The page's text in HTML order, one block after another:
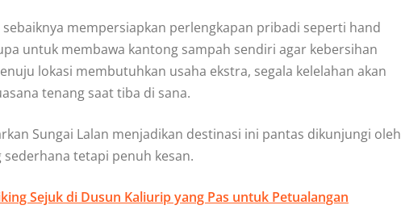
mempersiapkan perlengkapan pribadi seperti hand
untuk membawa kantong sampah sendiri agar kebersihan
lokasi membutuhkan usaha ekstra, segala kelelahan akan
tenang saat tiba di sana.
Sungai Lalan menjadikan destinasi ini pantas dikunjungi oleh
tetapi penuh kesan.
Sejuk di Dusun Kaliurip yang Pas untuk Petualangan